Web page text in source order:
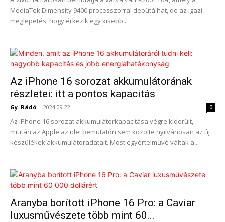
MediaTek Dimensity 9400 processzorral debütálhat, de az igazi
meglepetés, hogy érkezik egy kisebb...
Az iPhone 16 sorozat akkumulátorának
részletei: itt a pontos kapacitás
Gy. Rádó - 2024.09.22. 0
Az iPhone 16 sorozat akkumulátorkapacitása végre kiderült,
miután az Apple az idei bemutatón sem közölte nyilvánosan az új
készülékek akkumulátoradatait. Most egyértelművé váltak a...
Aranyba borított iPhone 16 Pro: a Caviar
luxusművészete több mint 60...